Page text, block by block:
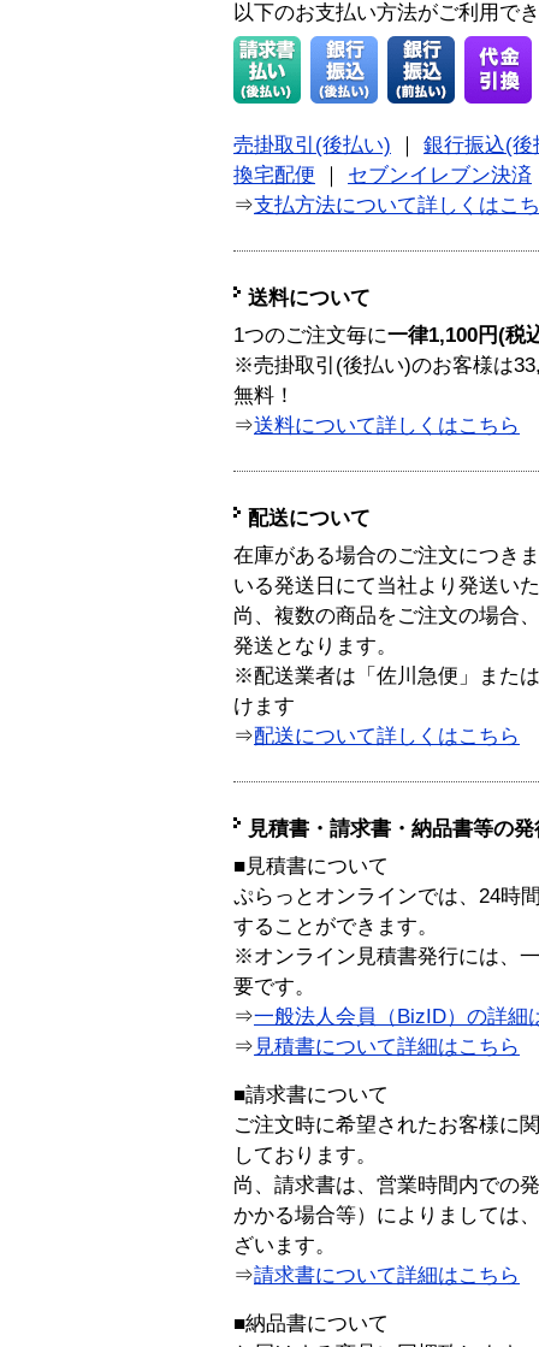
以下のお支払い方法がご利用で
売掛取引(後払い)
銀行振込(後
換宅配便
セブンイレブン決済
⇒支払方法について詳しくはこ
送料について
1つのご注文毎に一律1,100円(税
※売掛取引(後払い)のお客様は
無料！
⇒送料について詳しくはこちら
配送について
在庫がある場合のご注文につき
いる発送日にて当社より発送い
尚、複数の商品をご注文の場合
発送となります。
※配送業者は「佐川急便」また
けます
⇒配送について詳しくはこちら
見積書・請求書・納品書等の
■見積書について
ぷらっとオンラインでは、24時
することができます。
※オンライン見積書発行には、
要です。
⇒一般法人会員（BizID）の詳細
⇒ 見積書について詳細はこちら
■請求書について
ご注文時に希望されたお客様に
しております。
尚、請求書は、営業時間内での
かかる場合等）によりましては
ざいます。
⇒請求書について詳細はこちら
■納品書について